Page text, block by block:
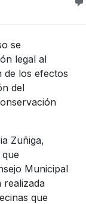
se
legal al
de los efectos
del
Zuñiga,
Municipal
realizada
que